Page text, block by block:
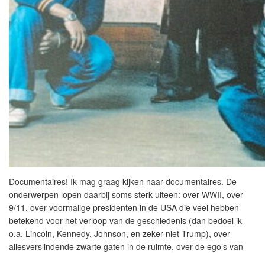
Documentaires! Ik mag graag kijken naar documentaires. De
onderwerpen lopen daarbij soms sterk uiteen: over WWII, over
9/11, over voormalige presidenten in de USA die veel hebben
betekend voor het verloop van de geschiedenis (dan bedoel ik
o.a. Lincoln, Kennedy, Johnson, en zeker niet Trump), over
allesverslindende zwarte gaten in de ruimte, over de ego’s van